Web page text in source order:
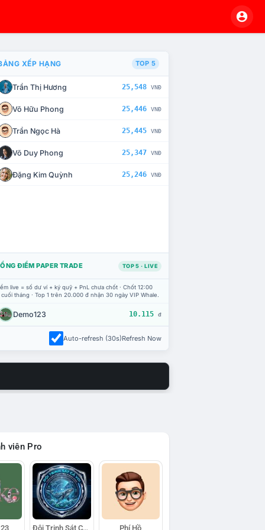
CHẾ TÀI XỬ LÝ VI PHẠM
XẾP HẠNG TOP 5
Trần Thị Hương 25,548 VNĐ
Võ Hữu Phong 25,446 VNĐ
Trần Ngọc Hà 25,445 VNĐ
Võ Duy Phong 25,347 VNĐ
Đặng Kim Quỳnh 25,246 VNĐ
ĐIỂM PAPER TRADE TOP 5 · LIVE
live = số dư ví + ký quỹ + PnL chưa chốt · Chốt 12:00
tháng · Top 1 trên 20.000 đ nhận 30 ngày VIP Whale.
Demo123 10.115 đ
Auto-refresh (30s)Refresh Now
viên Pro
Đội Trinh Sát Cá Voi Phí Hồ